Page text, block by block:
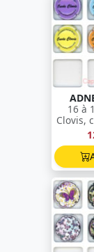
16 à
Clovis,